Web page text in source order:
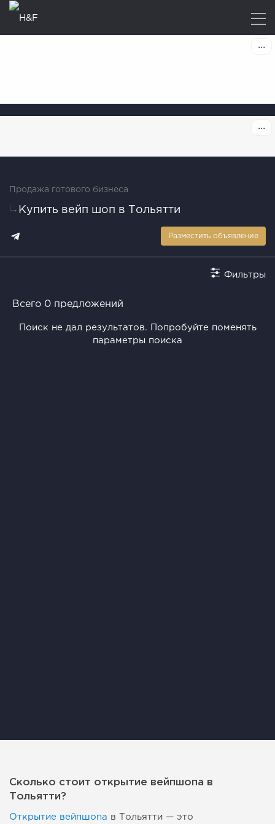
Продажа готового бизнеса
Купить вейп шоп в Тольятти
Разместить объявление
Фильтры
Всего 0 предложений
Поиск не дал результатов. Попробуйте поменять
параметры поиска
Сколько стоит открытие вейпшопа в
Тольятти?
Открытие вейпшопа в Тольятти — это